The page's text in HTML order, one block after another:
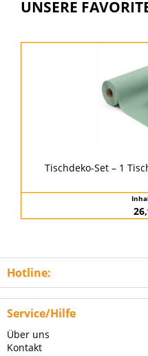
UNSERE
Airlaid Tischdecke
Inhalt20
Hotline:
Service/Hilfe
Über uns
Kontakt